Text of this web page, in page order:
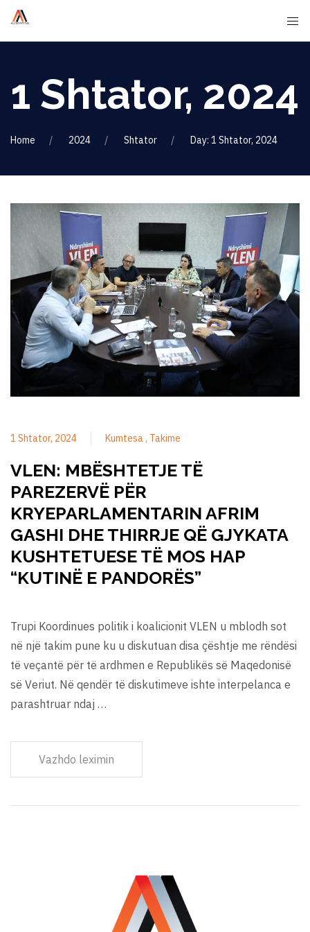
1 Shtator, 2024
Home 2024 Shtator Day: 1 Shtator, 2024
1 Shtator, 2024 Kumtesa Takime
VLEN: MBËSHTETJE TË
PAREZERVË PËR
KRYEPARLAMENTARIN AFRIM
GASHI DHE THIRRJE QË GJYKATA
KUSHTETUESE TË MOS HAP
“KUTINË E PANDORËS”
Trupi Koordinues politik i koalicionit VLEN u mblodh sot
në një takim pune ku u diskutuan disa çështje me rëndësi
të veçantë për të ardhmen e Republikës së Maqedonisë
së Veriut. Në qendër të diskutimeve ishte interpelanca e
parashtruar ndaj …
Vazhdo leximin